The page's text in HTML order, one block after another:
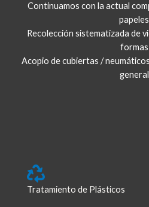
Continuamos con la actual
papeles
Recolección sistematizada de
formas
Acopio de cubiertas /
general
Tratamiento de Plásticos